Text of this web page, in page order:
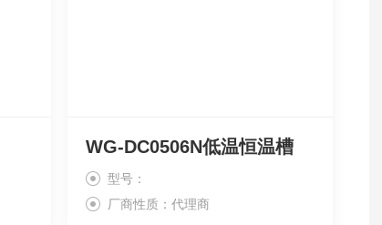
WG-DC0506N低温恒温槽
型号：
厂商性质：代理商